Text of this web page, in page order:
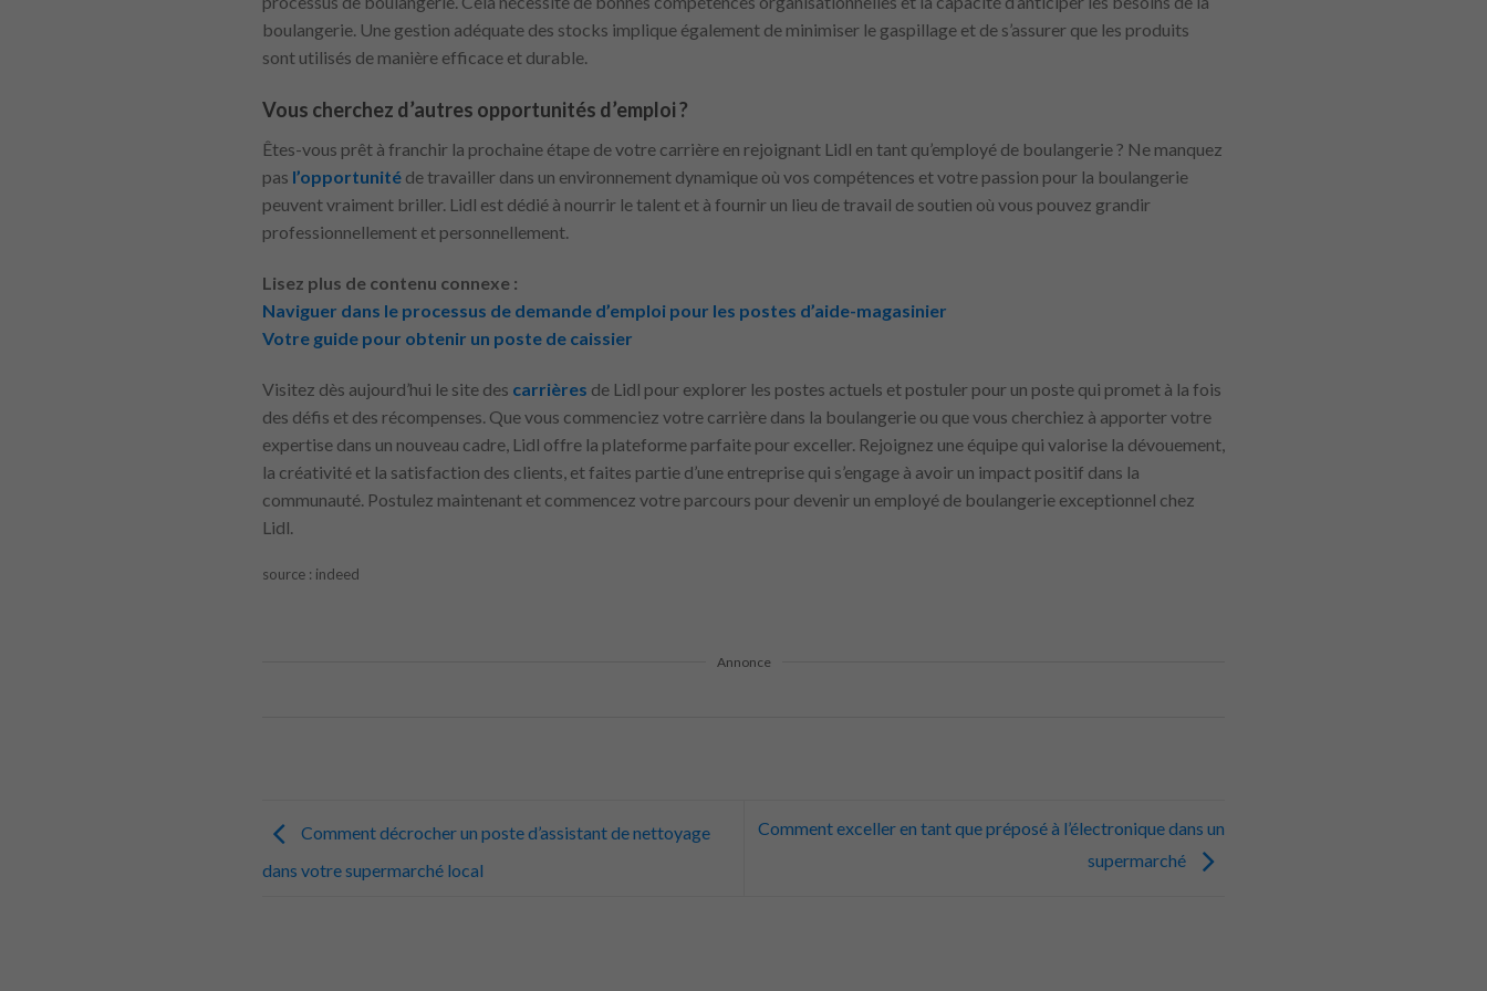
boulangerie. Une gestion adéquate des stocks implique également de minimiser le gaspillage et de s’assurer que les produits
sont utilisés de manière efficace et durable.
Vous cherchez d’autres opportunités d’emploi ?
Êtes-vous prêt à franchir la prochaine étape de votre carrière en rejoignant Lidl en tant qu’employé de boulangerie ? Ne manquez
pas l’opportunité de travailler dans un environnement dynamique où vos compétences et votre passion pour la boulangerie
peuvent vraiment briller. Lidl est dédié à nourrir le talent et à fournir un lieu de travail de soutien où vous pouvez grandir
professionnellement et personnellement.
Lisez plus de contenu connexe :
Naviguer dans le processus de demande d’emploi pour les postes d’aide-magasinier
Votre guide pour obtenir un poste de caissier
Visitez dès aujourd’hui le site des carrières de Lidl pour explorer les postes actuels et postuler pour un poste qui promet à la fois
des défis et des récompenses. Que vous commenciez votre carrière dans la boulangerie ou que vous cherchiez à apporter votre
expertise dans un nouveau cadre, Lidl offre la plateforme parfaite pour exceller. Rejoignez une équipe qui valorise la dévouement,
la créativité et la satisfaction des clients, et faites partie d’une entreprise qui s’engage à avoir un impact positif dans la
communauté. Postulez maintenant et commencez votre parcours pour devenir un employé de boulangerie exceptionnel chez
Lidl.
source : indeed
Annonce
Comment décrocher un poste d’assistant de nettoyage
dans votre supermarché local
Comment exceller en tant que préposé à l’électronique dans un
supermarché